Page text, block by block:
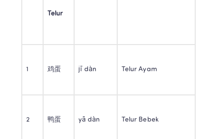
Telur
1 鸡蛋 jī dàn Telur Ayam
2 鸭蛋 yā dàn Telur Bebek